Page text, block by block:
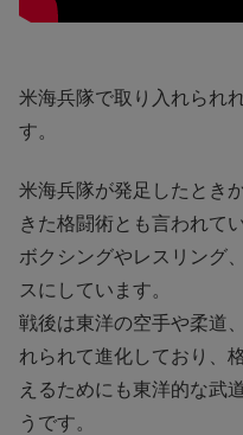
米海兵隊で取り入れられ
す。
米海兵隊が発足したとき
きた格闘術とも言われて
ボクシングやレスリング
スにしています。
戦後は東洋の空手や柔道
れられて進化しており、
えるためにも東洋的な武
うです。